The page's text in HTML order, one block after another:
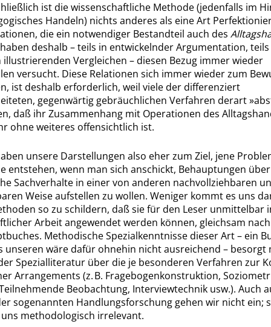
ist die wissenschaftliche Methode (jedenfalls im
Handeln) nichts anderes als eine Art
die ein notwendiger Bestandteil auch des
deshalb – teils in entwickelnder Argumentation,
illustrierenden Vergleichen – diesen Bezug immer wieder
versucht. Diese Relationen sich immer wieder zum
ist deshalb erforderlich, weil viele der differenziert
gegenwärtig gebräuchlichen Verfahren derart»
daß ihr Zusammenhang mit Operationen des
ohne weiteres offensichtlich ist.
unsere Darstellungen also eher zum Ziel, jene
entstehen, wenn man sich anschickt, Behauptungen über
Sachverhalte in einer von anderen nachvollziehbaren
Weise aufstellen zu wollen. Weniger kommt es uns
so zu schildern, daß sie für den Leser unmittelbar
Arbeit angewendet werden können, gleichsam
Methodische Spezialkenntnisse dieser Art – ein
unseren wäre dafür ohnehin nicht ausreichend – besorgt
Spezialliteratur über die je besonderen Verfahren zur
Arrangements (z. B. Fragebogenkonstruktion,
Beobachtung, Interviewtechnik usw.). Auch
sogenannten Handlungsforschung gehen wir nicht ein;
methodologisch irrelevant.